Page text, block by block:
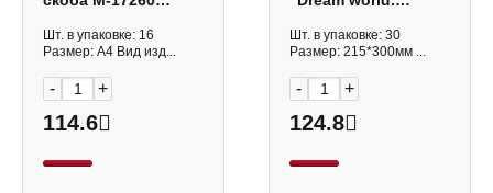
Шт. в упаковке: 16
Размер: А4 Вид изд...
- +
114.6
Bruno Visconti
Шт. в упаковке: 30
Размер: 215*300мм ...
- +
124.8